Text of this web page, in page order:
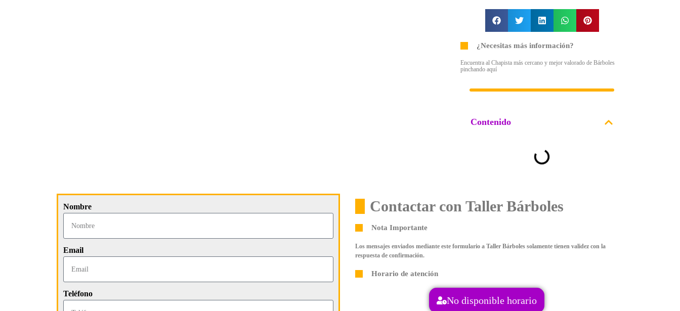
¿Necesitas más información?
Encuentra al Chapista más cercano y mejor valorado de Bárboles
pinchando aquí
Contenido
Nombre
Email
Teléfono
Contactar con Taller Bárboles
Nota Importante
Los mensajes enviados mediante este formulario a Taller Bárboles solamente tienen validez con la
respuesta de confirmación.
Horario de atención
No disponible horario